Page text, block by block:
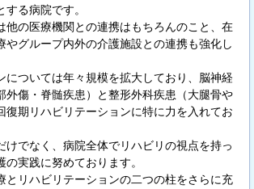
る病院です。
他の医療機関との連携はもちろんのこと、在
やグループ内外の介護施設との連携も強化し
については年々規模を拡大しており、脳神経
外傷・脊髄疾患）と整形外科疾患（大腿骨や
復期リハビリテーションに特に力を入れてお
けでなく、病院全体でリハビリの視点を持っ
実践に努めております。
とリハビリテーションの二つの柱をさらに充